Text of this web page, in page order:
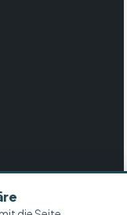
spol. s r.o. ·